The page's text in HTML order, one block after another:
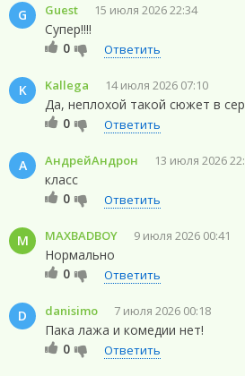
G Guest 15 июля 2026 22:34
Супер!!!!
0
Ответить
K Kallega 14 июля 2026 07:10
Да, неплохой такой сюжет в
0
Ответить
А АндрейАндрон 13 июля 2026
класс
0
Ответить
M MAXBADBOY 9 июля 2026 00:41
Нормально
0
Ответить
D danisimo 7 июля 2026 00:18
Пака лажа и комедии нет!
0
Ответить